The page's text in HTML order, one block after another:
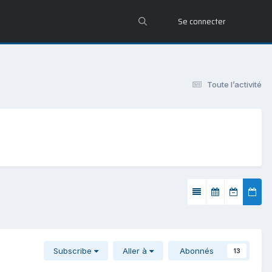
Se connecter
Toute l’activité
Subscribe Aller à Abonnés 13